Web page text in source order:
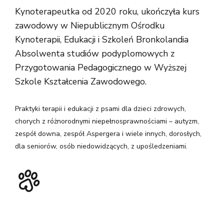
Kynoterapeutka od 2020 roku, ukończyła kurs
zawodowy w Niepublicznym Ośrodku
Kynoterapii, Edukacji i Szkoleń Bronkolandia
Absolwenta studiów podyplomowych z
Przygotowania Pedagogicznego w Wyższej
Szkole Kształcenia Zawodowego.
Praktyki terapii i edukacji z psami dla dzieci zdrowych,
chorych z różnorodnymi niepełnosprawnościami – autyzm,
zespół downa, zespół Aspergera i wiele innych, dorosłych,
dla seniorów, osób niedowidzących, z upośledzeniami.